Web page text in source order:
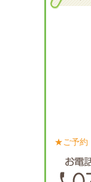
★ご予約